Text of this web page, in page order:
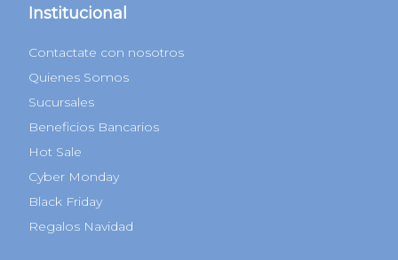
Institucional
Contactate con nosotros
Quienes Somos
Sucursales
Beneficios Bancarios
Hot Sale
Cyber Monday
Black Friday
Regalos Navidad